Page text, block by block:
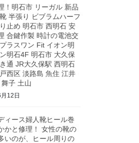
！明石市 リーガル 新品
半張り ビブラムハーフ
止め 明石市 西明石 安
合鍵作製 時計の電池交
ラスワン Fit イオン明
明石4F 明石市 大久保
通 JR大久保駅 西明石
西区 淡路島 魚住 江井
子 土山
12日
ィース婦人靴ヒール巻
かと修理！ 女性の靴の
いのが、ヒール周りの